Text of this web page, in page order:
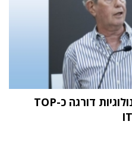
מחקר STKI השנתי: וואן טכנולוגיות דורגה כ-TOP